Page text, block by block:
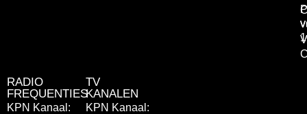
RADIO
FREQUENTIES
KPN Kanaal:
TV
KANALEN
KPN Kanaal: